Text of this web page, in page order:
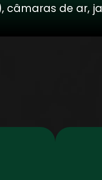
câmaras de ar,